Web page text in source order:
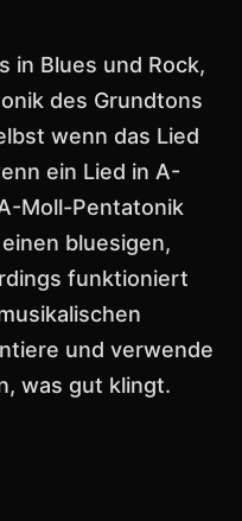
in Blues und Rock,
des Grundtons
wenn das Lied
ein Lied in A-
Moll-Pentatonik
bluesigen,
funktioniert
und verwende
was gut klingt.